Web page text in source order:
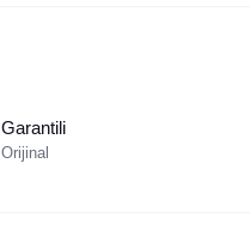
Garantili
Orijinal